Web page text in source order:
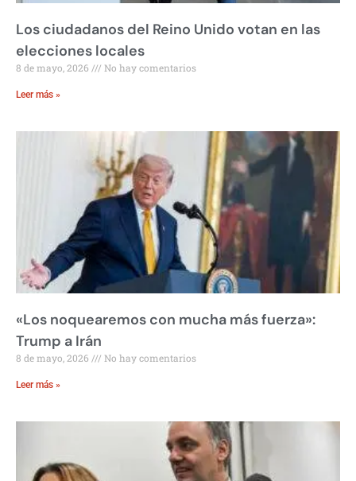
Los ciudadanos del Reino Unido votan en las
elecciones locales
8 de mayo, 2026 No hay comentarios
Leer más »
«Los noquearemos con mucha más fuerza»:
Trump a Irán
8 de mayo, 2026 No hay comentarios
Leer más »